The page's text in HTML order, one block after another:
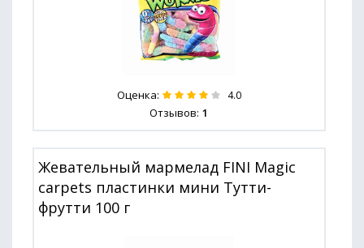
Оценка: 4.0
Отзывов: 1
Жевательный мармелад FINI Magic
carpets пластинки мини Тутти-
фрутти 100 г